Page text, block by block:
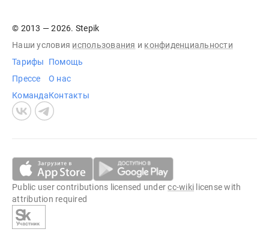
© 2013 — 2026. Stepik
Наши условия использования и конфиденциальности
Тарифы
Прессе
Команда
Помощь
О нас
Контакты
Public user contributions licensed undercc-wiki license with
attribution required